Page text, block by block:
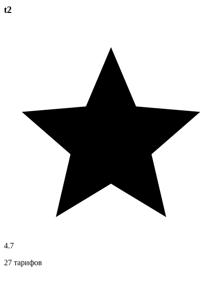
t2
4.7
27 тарифов